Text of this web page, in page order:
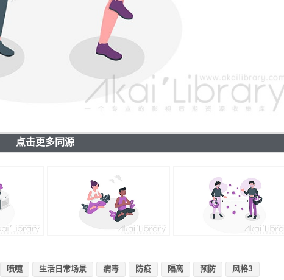
点击更多同源
喷嚏 生活日常场景 病毒 防疫 隔离 预防 风格3